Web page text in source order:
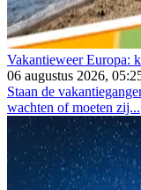
Vakantieweer Europa:
06 augustus 2026,
Staan de
wachten of moeten zij...